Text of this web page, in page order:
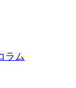
ラム